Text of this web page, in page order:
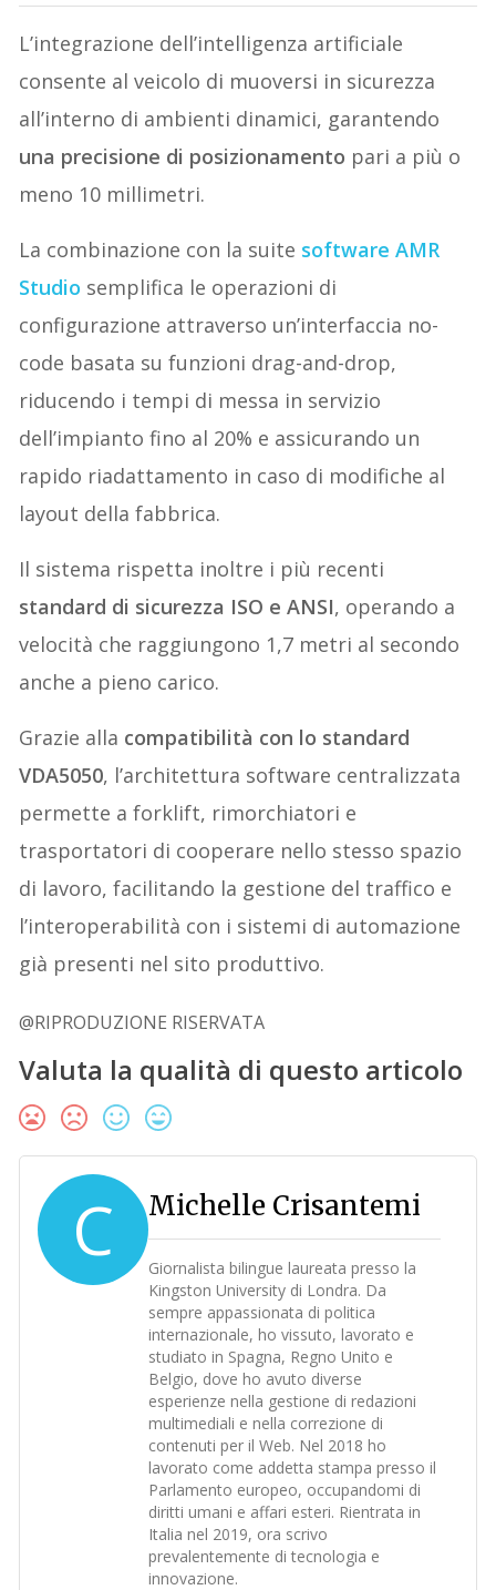
L’integrazione dell’intelligenza artificiale
consente al veicolo di muoversi in sicurezza
all’interno di ambienti dinamici, garantendo
una precisione di posizionamento pari a più o
meno 10 millimetri.
La combinazione con la suite software AMR
Studio semplifica le operazioni di
configurazione attraverso un’interfaccia no-
code basata su funzioni drag-and-drop,
riducendo i tempi di messa in servizio
dell’impianto fino al 20% e assicurando un
rapido riadattamento in caso di modifiche al
layout della fabbrica.
Il sistema rispetta inoltre i più recenti
standard di sicurezza ISO e ANSI, operando a
velocità che raggiungono 1,7 metri al secondo
anche a pieno carico.
Grazie alla compatibilità con lo standard
VDA5050, l’architettura software centralizzata
permette a forklift, rimorchiatori e
trasportatori di cooperare nello stesso spazio
di lavoro, facilitando la gestione del traffico e
l’interoperabilità con i sistemi di automazione
già presenti nel sito produttivo.
@RIPRODUZIONE RISERVATA
Valuta la qualità di questo articolo
C Michelle Crisantemi
Giornalista bilingue laureata presso la
Kingston University di Londra. Da
sempre appassionata di politica
internazionale, ho vissuto, lavorato e
studiato in Spagna, Regno Unito e
Belgio, dove ho avuto diverse
esperienze nella gestione di redazioni
multimediali e nella correzione di
contenuti per il Web. Nel 2018 ho
lavorato come addetta stampa presso il
Parlamento europeo, occupandomi di
diritti umani e affari esteri. Rientrata in
Italia nel 2019, ora scrivo
prevalentemente di tecnologia e
innovazione.